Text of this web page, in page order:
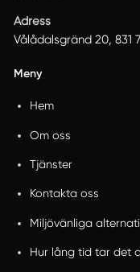
Adress
Vålådalsgränd 20, 831
Meny
Hem
Om oss
Tjänster
Kontakta oss
Miljövänliga
Hur lång tid tar det